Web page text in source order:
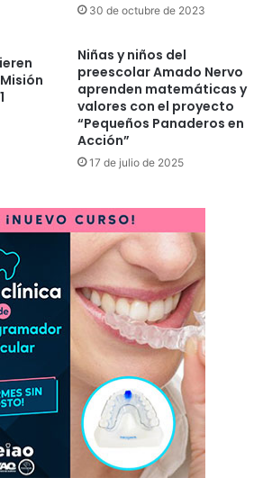
30 de octubre de 2023
Niñas y niños del
preescolar Amado Nervo
aprenden matemáticas y
valores con el proyecto
“Pequeños Panaderos en
Acción”
17 de julio de 2025